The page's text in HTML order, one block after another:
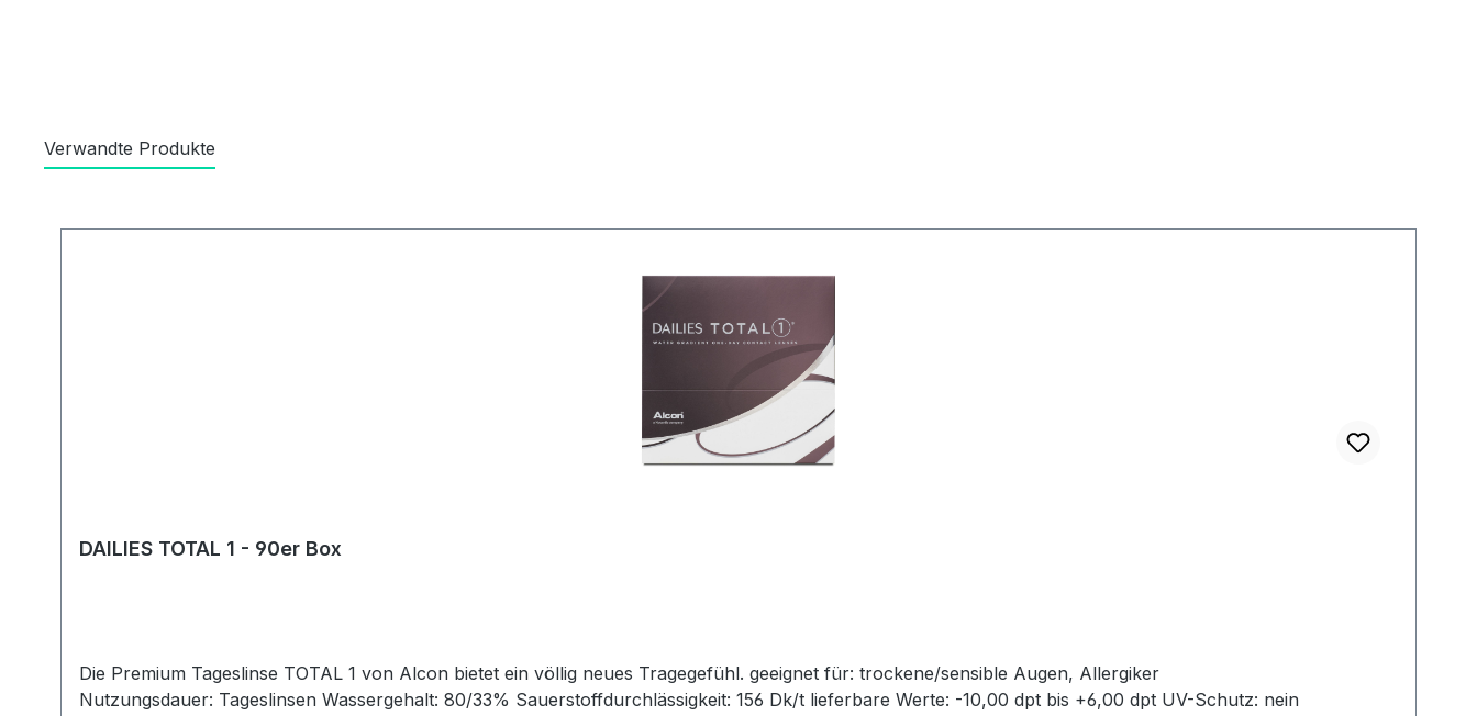
Verwandte Produkte
DAILIES TOTAL 1 - 90er Box
Die Premium Tageslinse TOTAL 1 von Alcon bietet ein völlig neues Tragegefühl. geeignet für: trockene/sensible Augen, Allergiker
Nutzungsdauer: Tageslinsen Wassergehalt: 80/33% Sauerstoffdurchlässigkeit: 156 Dk/t lieferbare Werte: -10,00 dpt bis +6,00 dpt UV-Schutz: nein